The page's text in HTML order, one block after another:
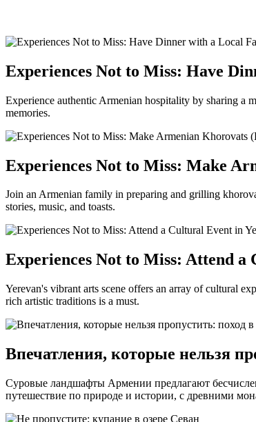
Experiences Not to Miss: Have
Experience authentic Armenian hospitality by sharing a
memories.
Experiences Not to Miss: Make
Join an Armenian family in preparing and grilling
stories, music, and toasts.
Experiences Not to Miss: Attend
Yerevan's vibrant arts scene offers an array of cultural
rich artistic traditions is a must.
Впечатления, которые нельзя
Суровые ландшафты Армении предлагают
путешествие по природе и истории, с древними